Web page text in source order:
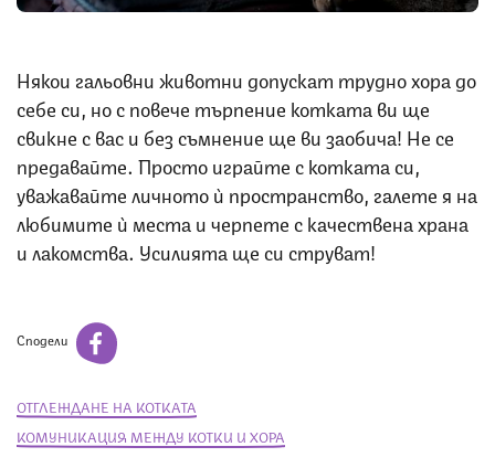
Някои гальовни животни допускат трудно хора до
себе си, но с повече търпение котката ви ще
свикне с вас и без съмнение ще ви заобича! Не се
предавайте. Просто играйте с котката си,
уважавайте личното ѝ пространство, галете я на
любимите ѝ места и черпете с качествена храна
и лакомства. Усилията ще си струват!
Сподели
ОТГЛЕЖДАНЕ НА КОТКАТА
КОМУНИКАЦИЯ МЕЖДУ КОТКИ И ХОРА